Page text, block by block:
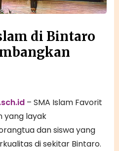
di Bintaro
– SMA Islam Favorit
yang layak
dan siswa yang
di sekitar Bintaro.